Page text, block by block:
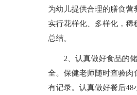
为幼儿提供合理的膳食营
实行花样化、多样化，
总结。
2、认真做好食品的储
全。保健老师随时查验肉
有记录。认真做好餐后48